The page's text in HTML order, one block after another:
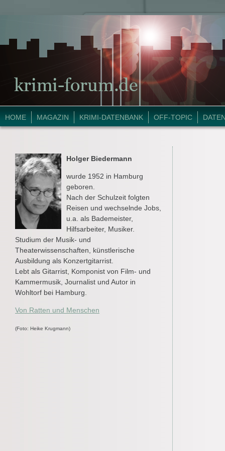
HOME MAGAZIN KRIMI-DATENBANK OFF-TOPIC
Holger Biedermann
wurde 1952 in Hamburg
geboren.
Nach der Schulzeit folgten
Reisen und wechselnde Jobs,
u.a. als Bademeister,
Hilfsarbeiter, Musiker.
Studium der Musik- und
Theaterwissenschaften, künstlerische
Ausbildung als Konzertgitarrist.
Lebt als Gitarrist, Komponist von Film- und
Kammermusik, Journalist und Autor in
Wohltorf bei Hamburg.
Von Ratten und Menschen
(Foto: Heike Krugmann)